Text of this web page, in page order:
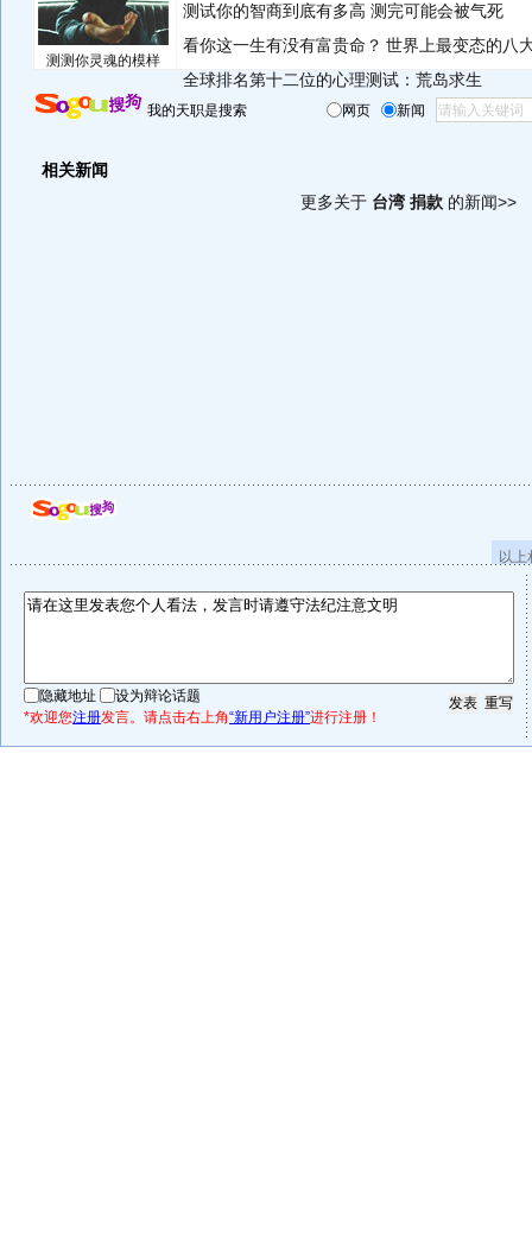
测测你灵魂的模样
测试你的智商到底有多高 测完可能会被气死
看你这一生有没有富贵命？ 世界上最变态的八
全球排名第十二位的心理测试：荒岛求生
我的天职是搜索 网页 新闻
相关新闻
更多关于 台湾 捐款 的新闻>>
以
隐藏地址
设为辩论话题
*欢迎您注册发言。请点击右上角“新用户注册”进行注册！